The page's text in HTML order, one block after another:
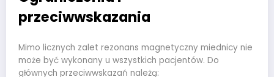
przeciwwskazania
Mimo licznych zalet rezonans magnetyczny miednicy nie
może być wykonany u wszystkich pacjentów. Do
głównych przeciwwskazań należą: